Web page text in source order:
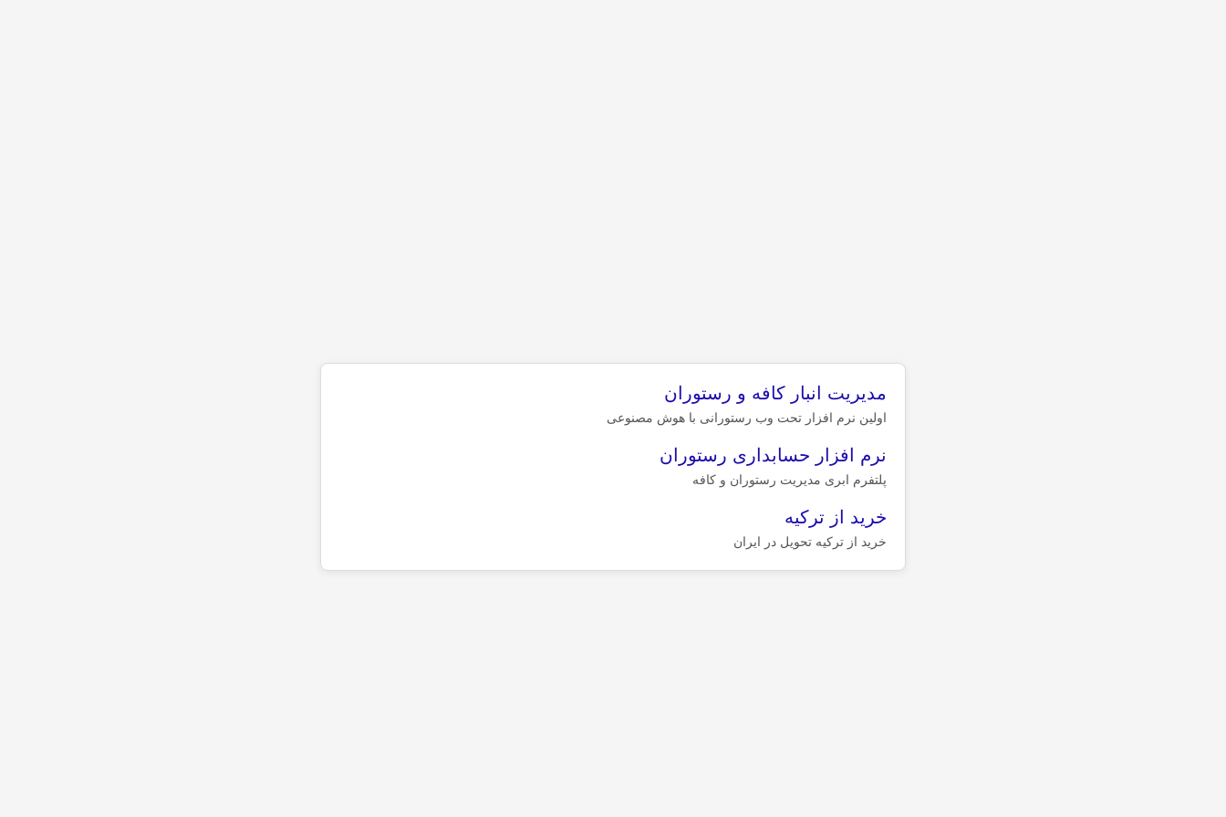
مدیریت انبار کافه و رستوران
اولین نرم افزار تحت وب رستورانی با هوش مصنوعی
نرم افزار حسابداری رستوران
پلتفرم ابری مدیریت رستوران و کافه
خرید از ترکیه
خرید از ترکیه تحویل در ایران